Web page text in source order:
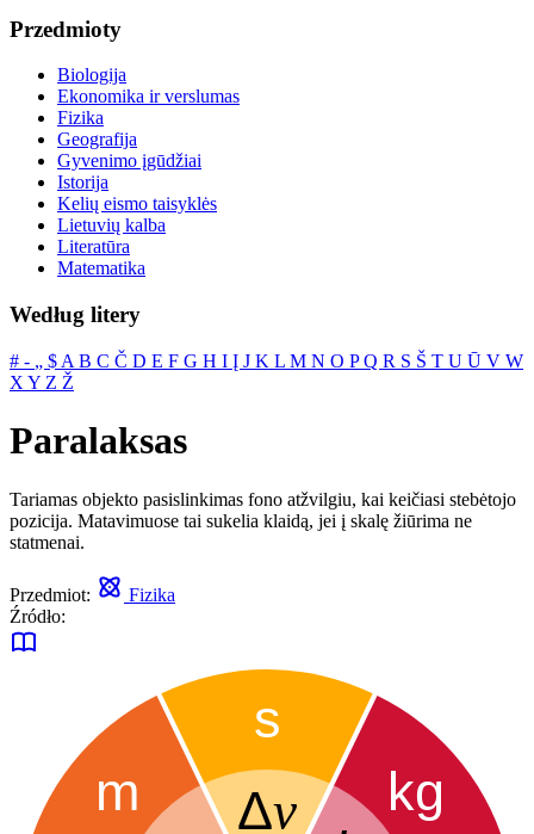
Przedmioty
Biologija
Ekonomika ir verslumas
Fizika
Geografija
Gyvenimo įgūdžiai
Istorija
Kelių eismo taisyklės
Lietuvių kalba
Literatūra
Matematika
Według litery
# ‐ „ $ A B C Č D E F G H I Į J K L M N O PQ R S Š T U Ū V W
X Y Z Ž
Paralaksas
Tariamas objekto pasislinkimas fono atžvilgiu, kai keičiasi stebėtojo
pozicija. Matavimuose tai sukelia klaidą, jei į skalę žiūrima ne
statmenai.
Przedmiot:
Fizika
Źródło: